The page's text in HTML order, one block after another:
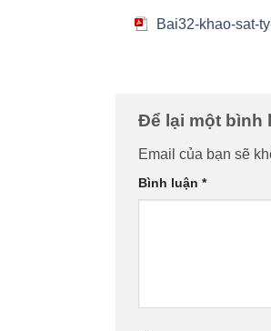
Bai32-khao-sat-
Để lại một bình
Email của bạn sẽ
Bình luận *